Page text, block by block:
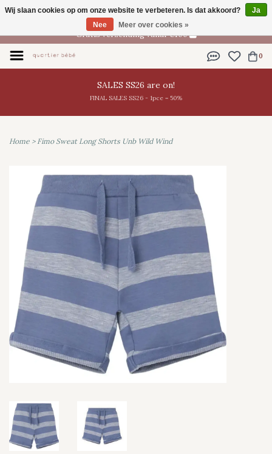
NL
Gratis verzending vanaf €100
0
SALES SS26 are on!
FINAL SALES SS26 - 1pce = 50%
Home > Fimo Sweat Long Shorts Unb Wild Wind
Wij slaan cookies op om onze website te verbeteren. Is dat akkoord?
Ja
Nee
Meer over cookies »